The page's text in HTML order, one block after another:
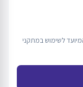
לשימוש במתקני